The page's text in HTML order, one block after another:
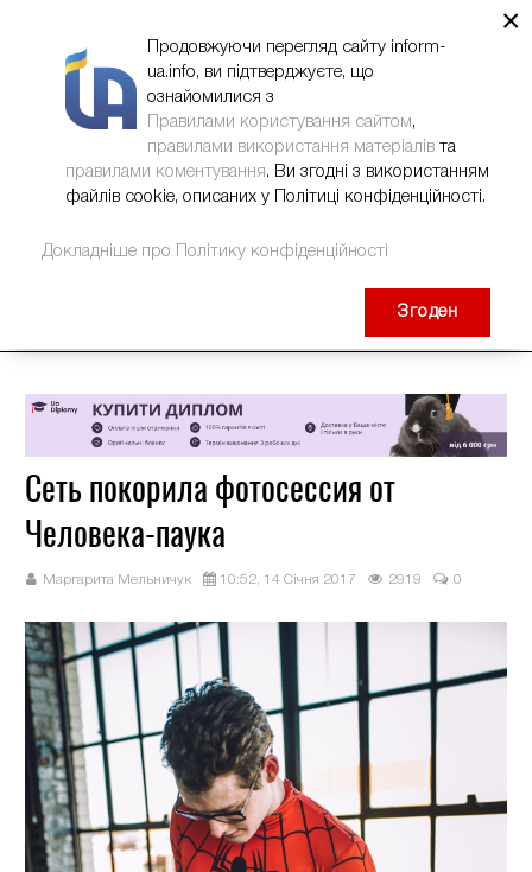
Сеть покорила фотосессия от
Человека-паука
Маргарита Мельничук 10:52, 14 Січня 2017 2919 0
×
Продовжуючи перегляд сайту inform-
ua.info, ви підтверджуєте, що
ознайомилися з
Правилами користування сайтом,
правилами використання матеріалів та
правилами коментування. Ви згодні з використанням
файлів cookie, описаних у Політиці конфіденційності.
Докладніше про Політику конфіденційності
Згоден